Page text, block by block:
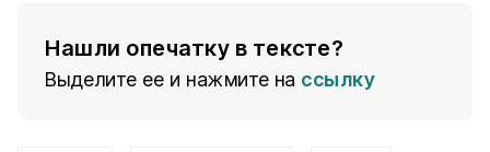
Нашли опечатку в тексте?
Выделите ее и нажмите на ссылку